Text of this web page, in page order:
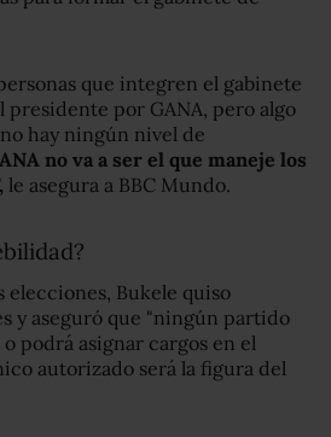
que integren el gabinete
presidente por GANA, pero algo
hay ningún nivel de
no va a ser el que maneje los
le asegura a BBC Mundo.
elecciones, Bukele quiso
y aseguró que "ningún partido
podrá asignar cargos en el
autorizado será la figura del